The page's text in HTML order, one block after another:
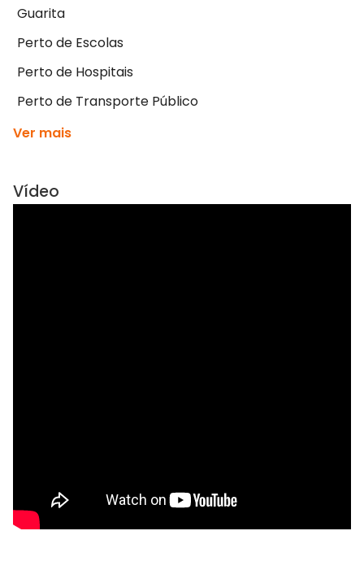
Guarita
Perto de Escolas
Perto de Hospitais
Perto de Transporte Público
Ver mais
Vídeo